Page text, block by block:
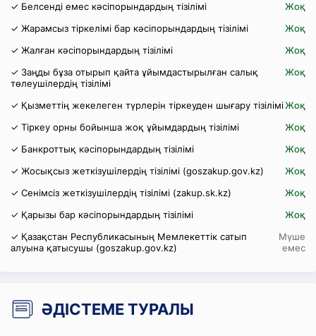
✓ Белсенді емес кәсіпорындардың тізілімі
Жоқ
✓ Жарамсыз тіркелімі бар кәсіпорындардың тізілімі
Жоқ
✓ Жалған кәсіпорындардың тізілімі
Жоқ
✓ Заңды бұза отырып қайта ұйымдастырылған салық
төлеушілердің тізілімі
Жоқ
✓ Қызметтің жекелеген түрлерін тіркеуден шығару тізіліміЖоқ
✓ Тіркеу орны бойынша жоқ ұйымдардың тізілімі
Жоқ
✓ Банкроттық кәсіпорындардың тізілімі
Жоқ
✓ Жосықсыз жеткізушілердің тізілімі (goszakup.gov.kz)
Жоқ
✓ Сенімсіз жеткізушілердің тізілімі (zakup.sk.kz)
Жоқ
✓ Қарызы бар кәсіпорындардың тізілімі
Жоқ
✓ Қазақстан Республикасының Мемлекеттік сатып
алуына қатысушы (goszakup.gov.kz)
Мүше
емес
ӘДІСТЕМЕ ТУРАЛЫ